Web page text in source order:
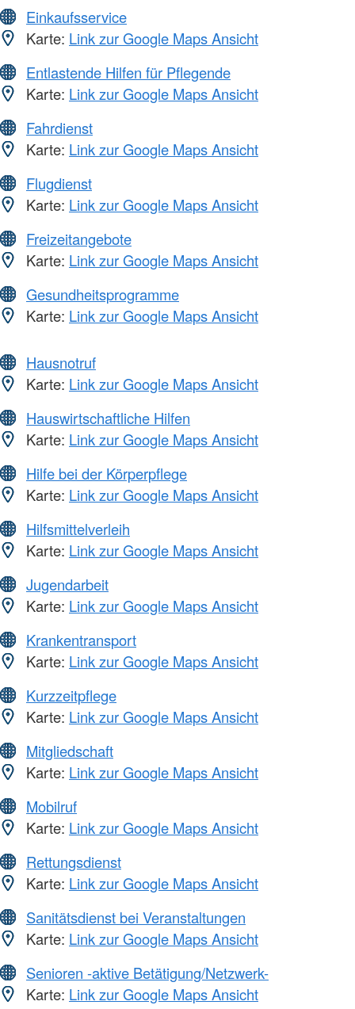
Einkaufsservice
Karte: Link zur Google Maps Ansicht
Entlastende Hilfen für Pflegende
Karte: Link zur Google Maps Ansicht
Fahrdienst
Karte: Link zur Google Maps Ansicht
Flugdienst
Karte: Link zur Google Maps Ansicht
Freizeitangebote
Karte: Link zur Google Maps Ansicht
Gesundheitsprogramme
Karte: Link zur Google Maps Ansicht
Hausnotruf
Karte: Link zur Google Maps Ansicht
Hauswirtschaftliche Hilfen
Karte: Link zur Google Maps Ansicht
Hilfe bei der Körperpflege
Karte: Link zur Google Maps Ansicht
Hilfsmittelverleih
Karte: Link zur Google Maps Ansicht
Jugendarbeit
Karte: Link zur Google Maps Ansicht
Krankentransport
Karte: Link zur Google Maps Ansicht
Kurzzeitpflege
Karte: Link zur Google Maps Ansicht
Mitgliedschaft
Karte: Link zur Google Maps Ansicht
Mobilruf
Karte: Link zur Google Maps Ansicht
Rettungsdienst
Karte: Link zur Google Maps Ansicht
Sanitätsdienst bei Veranstaltungen
Karte: Link zur Google Maps Ansicht
Senioren -aktive Betätigung/Netzwerk-
Karte: Link zur Google Maps Ansicht